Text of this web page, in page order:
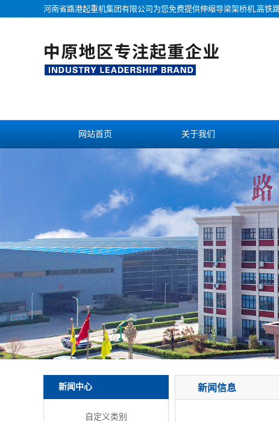
河南省路港起重机集团有限公司为您免费提供伸缩导梁架桥机,高铁
网站首页 关于我们
新闻中心
自定义类别
新闻信息